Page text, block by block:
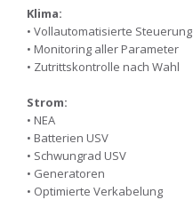
Klima:
• Vollautomatisierte Steuerung
• Monitoring aller Parameter
• Zutrittskontrolle nach Wahl
Strom:
• NEA
• Batterien USV
• Schwungrad USV
• Generatoren
• Optimierte Verkabelung